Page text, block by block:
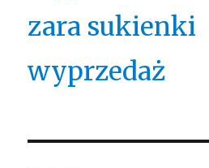
zara sukienki
wyprzedaż